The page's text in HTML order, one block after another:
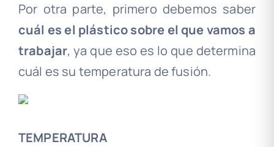
Por otra parte, primero debemos saber
cuál es el plástico sobre el que vamos a
trabajar, ya que eso es lo que determina
cuál es su temperatura de fusión.
TEMPERATURA